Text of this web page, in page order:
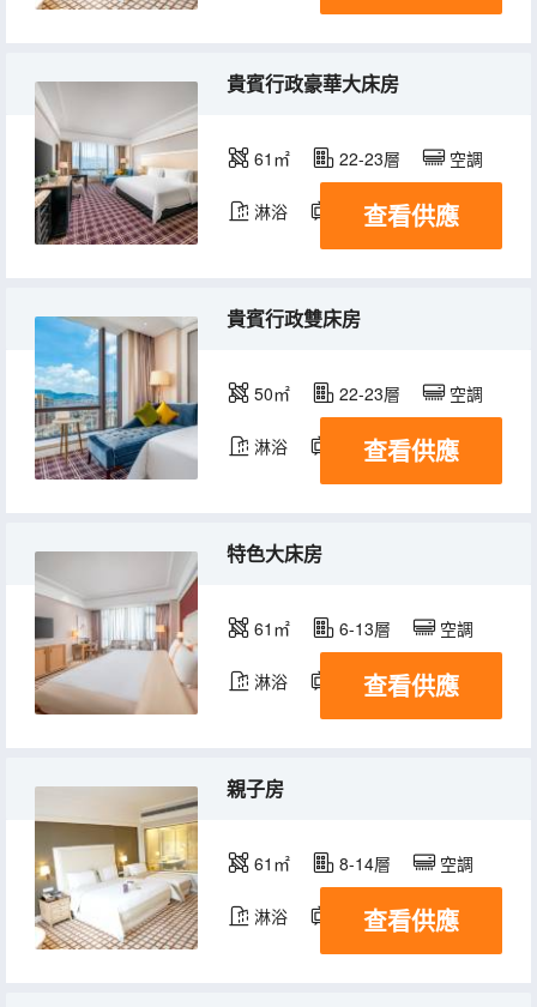
貴賓行政豪華大床房
61㎡ 22-23層 空調
淋浴 電視機 冰箱
查看供應
貴賓行政雙床房
50㎡ 22-23層 空調
淋浴 電視機 冰箱
查看供應
特色大床房
61㎡ 6-13層 空調
淋浴 電視機 冰箱
查看供應
親子房
61㎡ 8-14層 空調
淋浴 電視機 冰箱
查看供應